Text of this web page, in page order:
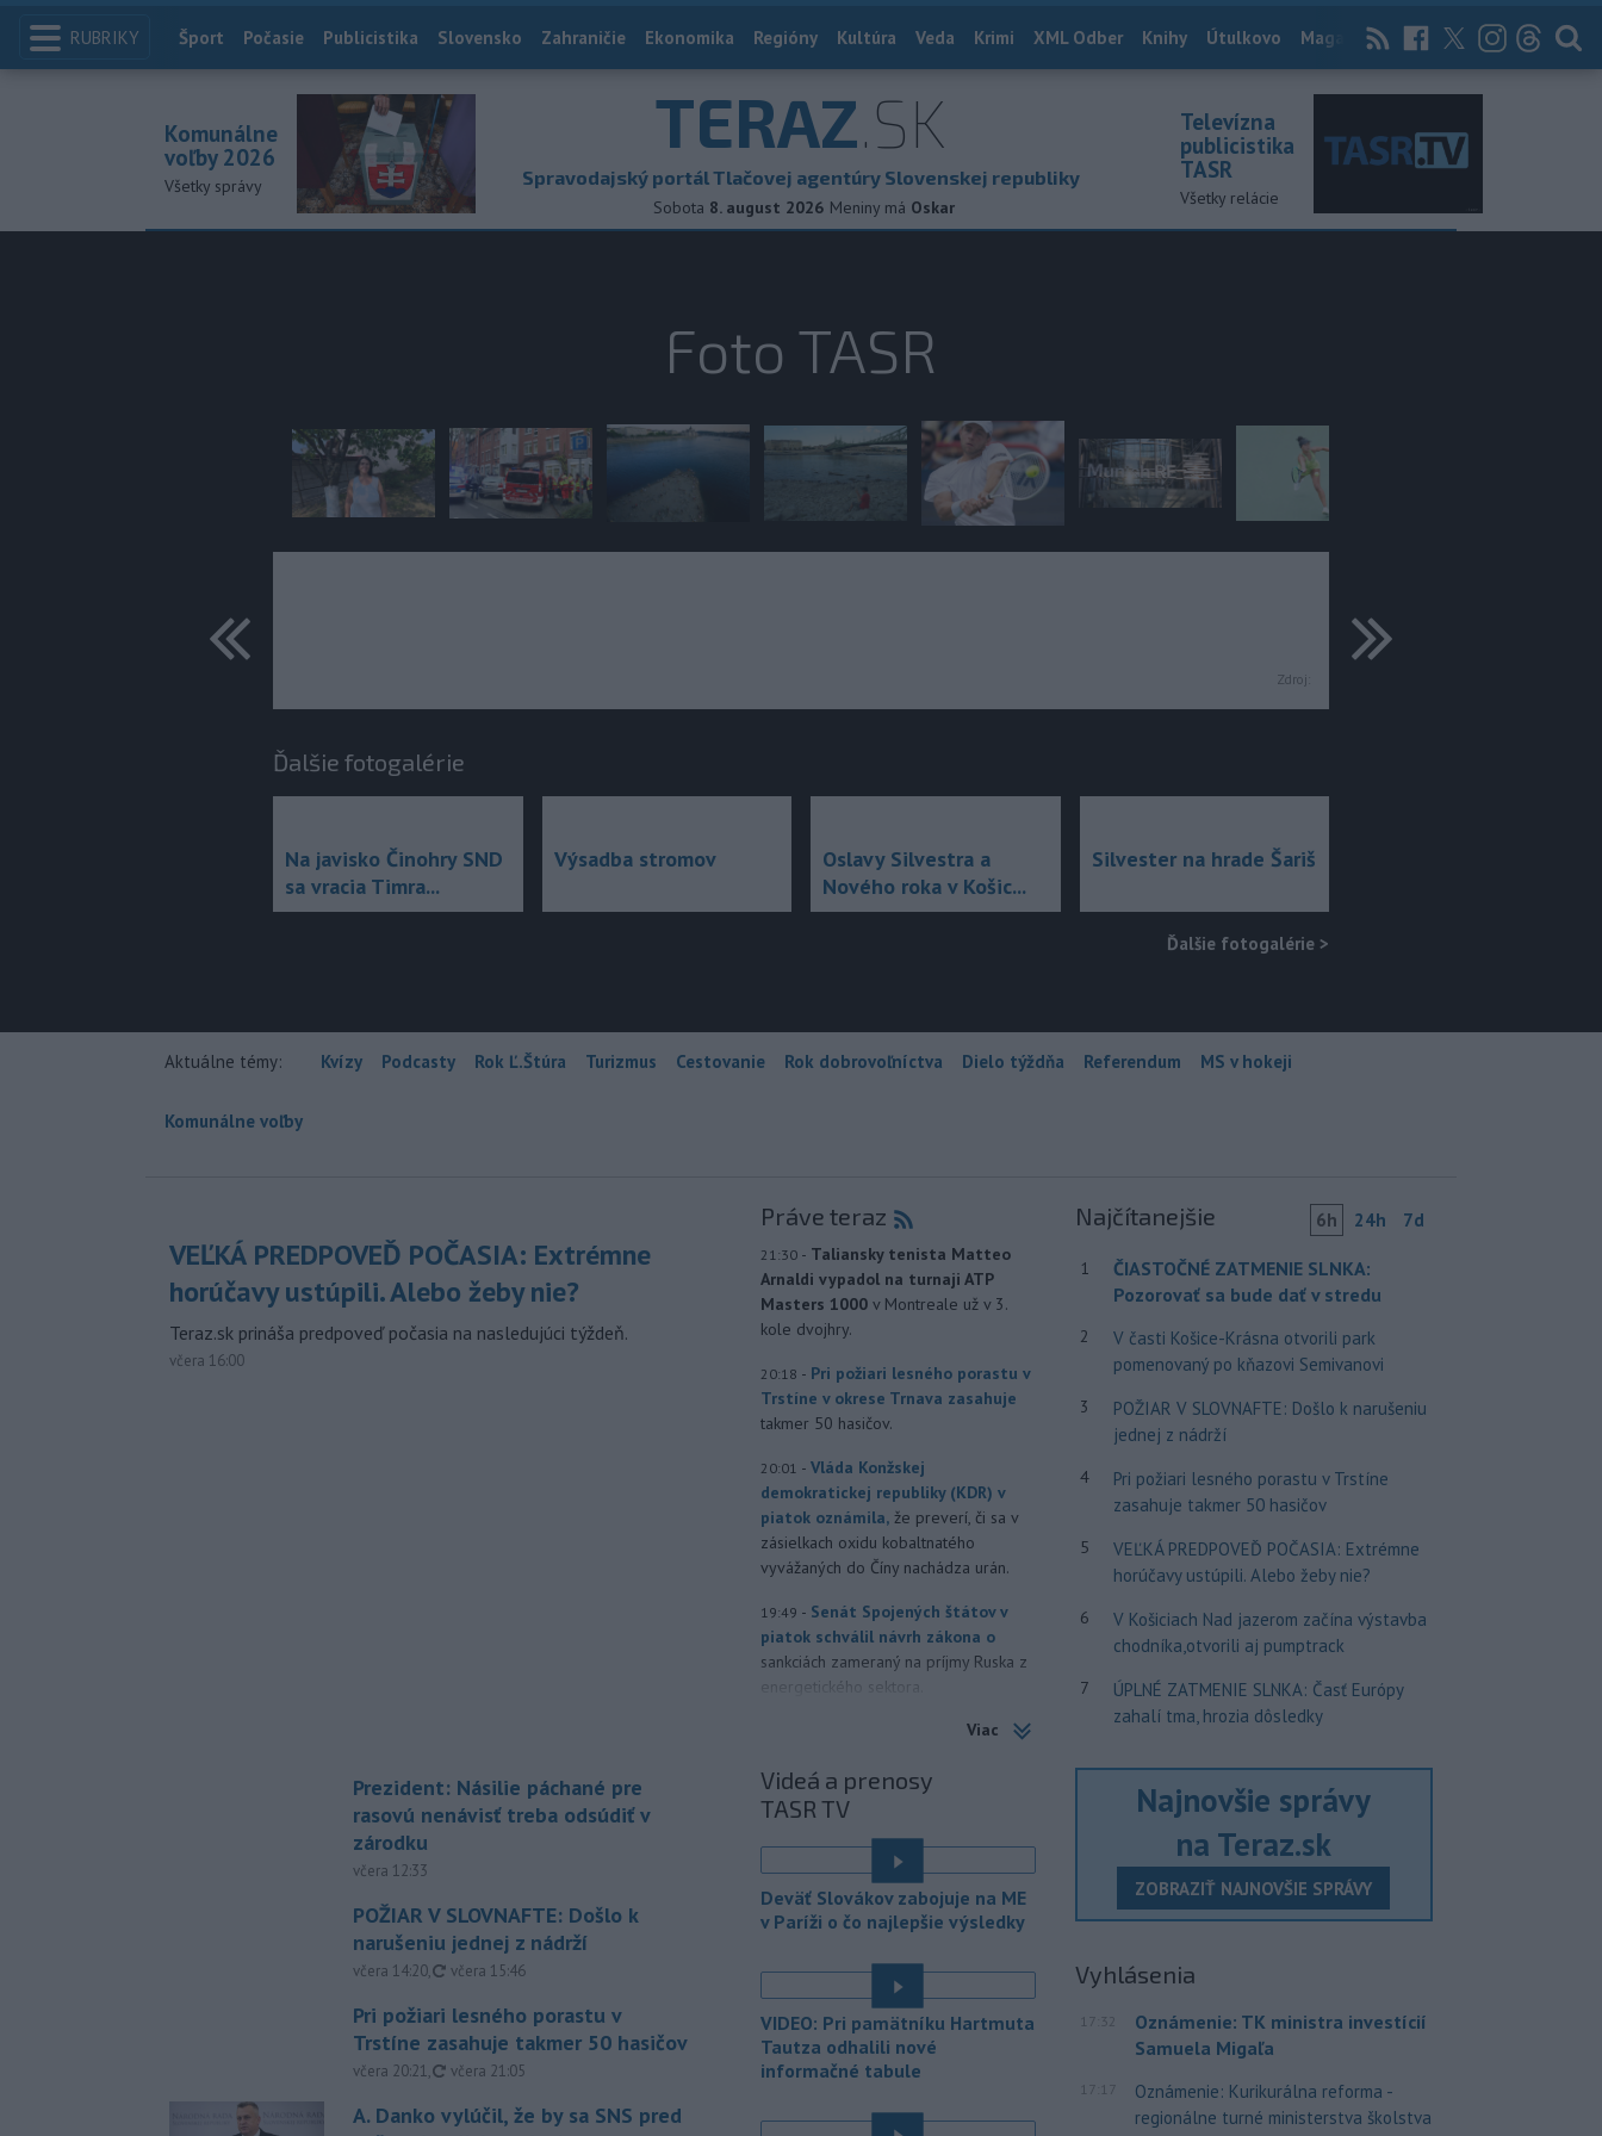
RUBRIKY Index
Šport Počasie Publicistika Slovensko Zahraničie Ekonomika Regióny Kultúra Veda Krimi XML Odber Knihy Útulkovo Magazín News Now Archív
TERAZ.SK
Spravodajský portál Tlačovej agentúry Slovenskej republiky
Sobota 8. august 2026 Meniny má Oskar
Komunálne
voľby 2026
Všetky správy
Televízna
publicistika
TASR
Všetky relácie
Foto TASR
Zdroj:
predchádzajúce ďalšie
Ďalšie fotogalérie
Na javisko Činohry SND
sa vracia Timra...
Výsadba stromov
Oslavy Silvestra a
Nového roka v Košic...
Silvester na hrade Šariš
Ďalšie fotogalérie >
Aktuálne témy: Kvízy Podcasty Rok Ľ.Štúra Turizmus Cestovanie Rok dobrovoľníctva Dielo týždňa Referendum MS v hokeji
Komunálne voľby
VEĽKÁ PREDPOVEĎ POČASIA: Extrémne
horúčavy ustúpili. Alebo žeby nie?
Teraz.sk prináša predpoveď počasia na nasledujúci týždeň.
včera 16:00
Prezident: Násilie páchané pre
rasovú nenávisť treba odsúdiť v
zárodku
včera 12:33
POŽIAR V SLOVNAFTE: Došlo k
narušeniu jednej z nádrží
včera 14:20, aktualizované
včera 15:46
Pri požiari lesného porastu v
Trstíne zasahuje takmer 50 hasičov
včera 20:21, aktualizované
včera 21:05
A. Danko vylúčil, že by sa SNS pred
Práve teraz
21:30 - Taliansky tenista Matteo
Arnaldi vypadol na turnaji ATP
Masters 1000 v Montreale už v 3.
kole dvojhry.
20:18 - Pri požiari lesného porastu v
Trstíne v okrese Trnava zasahuje
takmer 50 hasičov.
20:01 - Vláda Konžskej
demokratickej republiky (KDR) v
piatok oznámila, že preverí, či sa v
zásielkach oxidu kobaltnatého
vyvážaných do Číny nachádza urán.
19:49 - Senát Spojených štátov v
piatok schválil návrh zákona o
sankciách zameraný na príjmy Ruska z
energetického sektora.
Slovenská polícia prispela k
ktorý sa podarilo ukončiť
právoplatným odsúdením páchateľa v
15:21 - Piatkový požiar v
bratislavskej rafinérii Slovnaft je
pod kontrolou.Príčina jeho vzniku
TASR to potvrdil hovorca rafinérie
Anton Molnár.
15:17 - Ministerstvo kultúry (MK) SR
upraví verziu opatrenia o
pôsobnosti rezortu.
Viac
Videá a prenosy
TASR TV
Deväť Slovákov zabojuje na ME
v Paríži o čo najlepšie výsledky
VIDEO: Pri pamätníku Hartmuta
Tautza odhalili nové
informačné tabule
Najčítanejšie 6h 24h 7d
1
ČIASTOČNÉ ZATMENIE SLNKA:
Pozorovať sa bude dať v stredu
2
V časti Košice-Krásna otvorili park
pomenovaný po kňazovi Semivanovi
3
POŽIAR V SLOVNAFTE: Došlo k narušeniu
jednej z nádrží
4
Pri požiari lesného porastu v Trstíne
zasahuje takmer 50 hasičov
5
VEĽKÁ PREDPOVEĎ POČASIA: Extrémne
horúčavy ustúpili. Alebo žeby nie?
6
V Košiciach Nad jazerom začína výstavba
chodníka,otvorili aj pumptrack
7
ÚPLNÉ ZATMENIE SLNKA: Časť Európy
zahalí tma, hrozia dôsledky
Najnovšie správy
na Teraz.sk
ZOBRAZIŤ NAJNOVŠIE SPRÁVY
Vyhlásenia
17:32
Oznámenie: TK ministra investícií
Samuela Migaľa
17:17
Oznámenie: Kurikurálna reforma -
regionálne turné ministerstva školstva